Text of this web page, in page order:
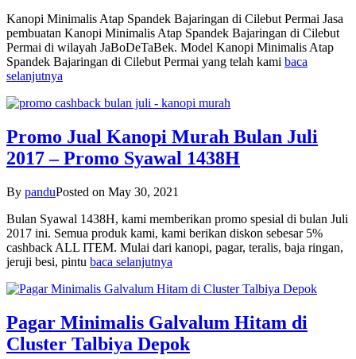
Kanopi Minimalis Atap Spandek Bajaringan di Cilebut Permai Jasa
pembuatan Kanopi Minimalis Atap Spandek Bajaringan di Cilebut
Permai di wilayah JaBoDeTaBek. Model Kanopi Minimalis Atap
Spandek Bajaringan di Cilebut Permai yang telah kami baca
selanjutnya
Promo Jual Kanopi Murah Bulan Juli
2017 – Promo Syawal 1438H
By panduPosted on May 30, 2021
Bulan Syawal 1438H, kami memberikan promo spesial di bulan Juli
2017 ini. Semua produk kami, kami berikan diskon sebesar 5%
cashback ALL ITEM. Mulai dari kanopi, pagar, teralis, baja ringan,
jeruji besi, pintu baca selanjutnya
Pagar Minimalis Galvalum Hitam di
Cluster Talbiya Depok